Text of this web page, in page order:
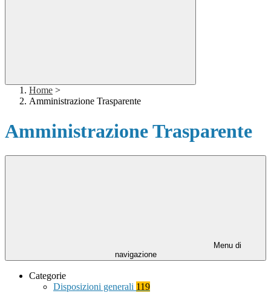
Home >
Amministrazione Trasparente
Amministrazione Trasparente
Menu di
navigazione
Categorie
Disposizioni generali 119